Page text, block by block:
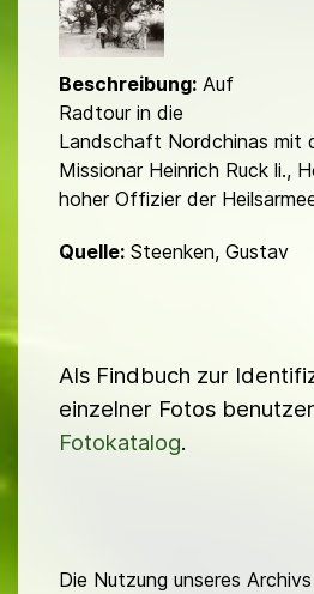
l
d
Beschreibung: Auf
Radtour in die
Landschaft Nordchinas mit
Missionar Heinrich Ruck li.,
hoher Offizier der
Quelle: Steenken, Gustav
Als Findbuch zur
einzelner Fotos
Fotokatalog.
Die Nutzung unseres